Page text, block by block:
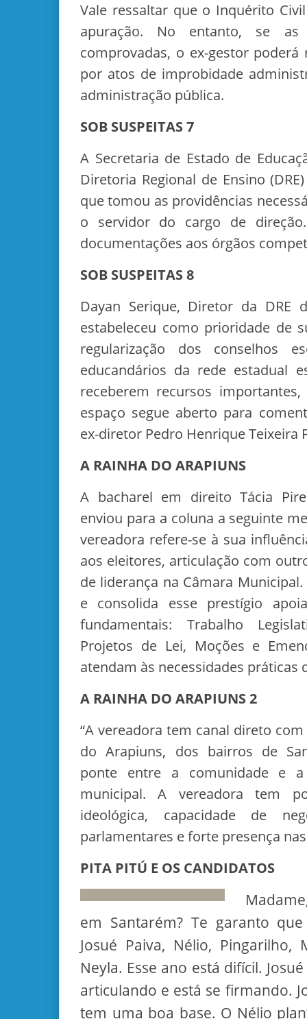
Vale ressaltar que o Inquérito
apuração. No entanto, se as
comprovadas, o ex-gestor
por atos de improbidade
administração pública.
SOB SUSPEITAS 7
A Secretaria de Estado de
Diretoria Regional de Ensino
que tomou as providências
o servidor do cargo de
documentações aos órgãos
SOB SUSPEITAS 8
Dayan Serique, Diretor da DRE
estabeleceu como prioridade de
regularização dos conselhos
educandários da rede estadual
receberem recursos
espaço segue aberto para
ex-diretor Pedro Henrique Teixeira
A RAINHA DO ARAPIUNS
A bacharel em direito Tácia
enviou para a coluna a seguinte
vereadora refere-se à sua
aos eleitores, articulação com
de liderança na Câmara
e consolida esse prestígio
fundamentais: Trabalho
Projetos de Lei, Moções e
atendam às necessidades práticas
A RAINHA DO ARAPIUNS 2
“A vereadora tem canal direto
do Arapiuns, dos bairros de
ponte entre a comunidade e a
municipal. A vereadora tem
ideológica, capacidade de
parlamentares e forte presença
PITA PITÚ E OS CANDIDATOS
em Santarém? Te garanto
Josué Paiva, Nélio,
Neyla. Esse ano está difícil.
articulando e está se firmando.
tem uma boa base. O Nélio